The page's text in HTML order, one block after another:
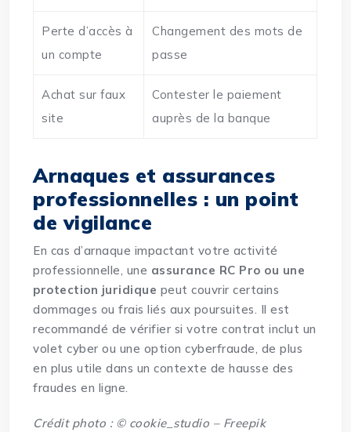
Perte d’accès à
un compte
Changement des mots de
passe
Achat sur faux
site
Contester le paiement
auprès de la banque
Arnaques et assurances
professionnelles : un point
de vigilance
En cas d’arnaque impactant votre activité
professionnelle, une assurance RC Pro ou une
protection juridique peut couvrir certains
dommages ou frais liés aux poursuites. Il est
recommandé de vérifier si votre contrat inclut un
volet cyber ou une option cyberfraude, de plus
en plus utile dans un contexte de hausse des
fraudes en ligne.
Crédit photo : © cookie_studio – Freepik